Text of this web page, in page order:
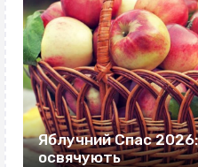
Яблучний Спас
освячують